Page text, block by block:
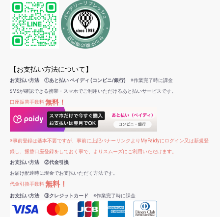
【お支払い方法について】
お支払い方法 ①あと払い ペイディ (コンビニ/銀行) ※作業完了時に課金
SMSが確認できる携帯・スマホでご利用いただけるあと払いサービスです。
口座振替手数料無料！
※事前登録は基本不要ですが、事前に上記バナーリンクよりMyPaidyにログイン又は新規登
録し、振替口座登録をしておく事で、よりスムーズにご利用いただけます。
お支払い方法 ②代金引換
お届け配達時に現金でお支払いただく方法です。
代金引換手数料無料！
お支払い方法 ③クレジットカード ※作業完了時に課金